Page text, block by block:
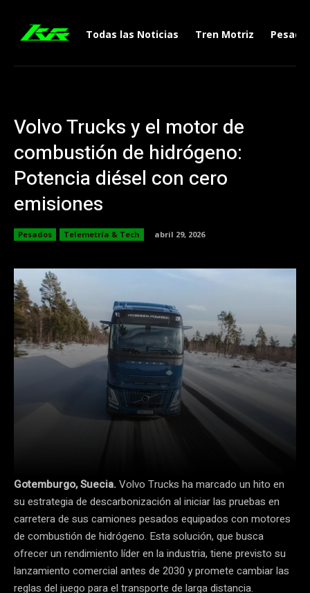
Todas las Noticias Tren Motriz
Volvo Trucks y el motor de
combustión de hidrógeno:
Potencia diésel con cero
emisiones
Pesados Telemetría & Tech abril 29, 2026
Gotemburgo, Suecia. Volvo Trucks ha marcado un hito en
su estrategia de descarbonización al iniciar las pruebas en
carretera de sus camiones pesados equipados con motores
de combustión de hidrógeno. Esta solución, que busca
ofrecer un rendimiento líder en la industria, tiene previsto su
lanzamiento comercial antes de 2030 y promete cambiar las
reglas del juego para el transporte de larga distancia.